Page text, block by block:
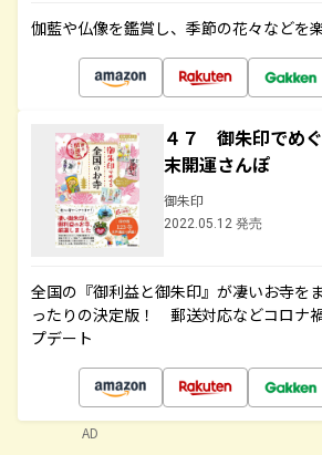
伽藍や仏像を鑑賞し、季節の花々などを
４７ 御朱印でめ
末開運さんぽ
御朱印
2022.05.12 発売
全国の『御利益と御朱印』が凄いお寺を
ったりの決定版！ 郵送対応などコロナ
プデート
AD